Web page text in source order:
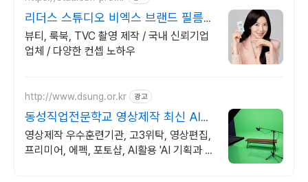
리더스 스튜디오 비엑스 브랜드 필름
무료 서비스
뷰티, 룩북, TVC 촬영 제작 / 국내 신뢰기업
업체 / 다양한 컨셉 노하우
http://www.dsung.or.kr 광고
동성직업전문학교 영상제작 최신 AI활
용 기능 습득
영상제작 우수훈련기관, 고3위탁, 영상편집,
프리미어, 에펙, 포토샵, AI활용 'AI 기획과 편